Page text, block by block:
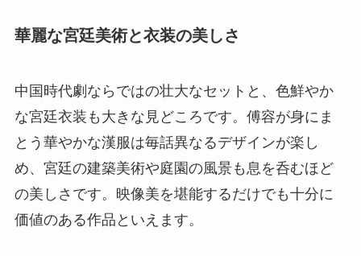
華麗な宮廷美術と衣装の美しさ
中国時代劇ならではの壮大なセットと、色鮮やか
な宮廷衣装も大きな見どころです。傅容が身にま
とう華やかな漢服は毎話異なるデザインが楽し
め、宮廷の建築美術や庭園の風景も息を呑むほど
の美しさです。映像美を堪能するだけでも十分に
価値のある作品といえます。